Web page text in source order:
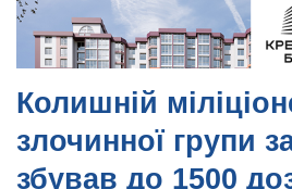
Колишній
злочинної групи
збував до 1500